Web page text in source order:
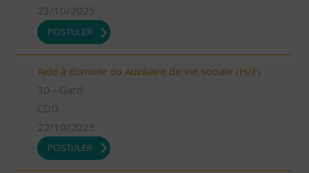
23/10/2025
POSTULER
Aide à domicile ou Auxiliaire de vie sociale (H/F)
30 - Gard
CDD
22/10/2025
POSTULER